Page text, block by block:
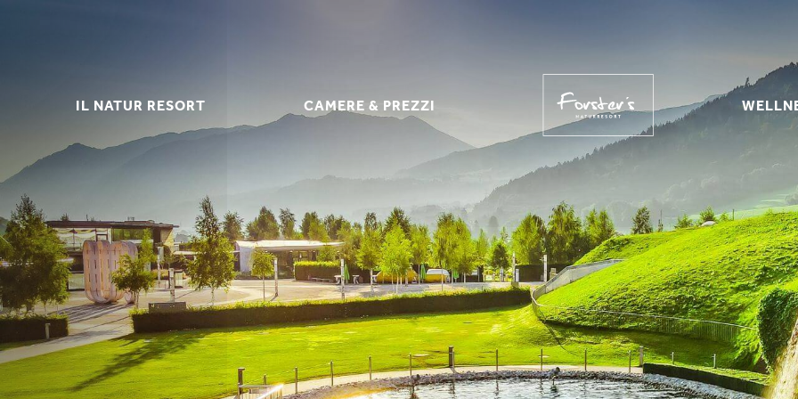
IL NATUR RESORT
IL NATUR RESORT
VACANZE IN FAMIGLIA NELLA
VALLE DELLO STUBAI
FOTO & VIDEO
DOWNLOADS
POSIZIONE & ARRIVO
CAMERE & PREZZI
SERVIZI INCLUSI
SCONTI E CANCELLAZIONI
INFORMAZIONI
OFFERTE
LAST MINUTE
RICHIESTA
PRENOTAZIONE
GIFT VOUCHERS
SPA